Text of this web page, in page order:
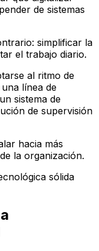
de sistemas
simplificar la
el trabajo diario.
al ritmo de
línea de
sistema de
de supervisión
hacia más
la organización.
sólida